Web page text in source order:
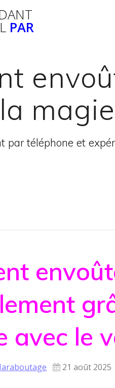
PAR
par téléphone et
avec le
21 août 2025